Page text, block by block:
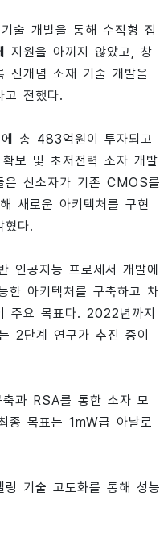
술 개발을 통해 수직형 집
지원을 아끼지 않았고, 창
신개념 소재 기술 개발을
고 전했다.
총 483억원이 투자되고
보 및 초저전력 소자 개발
은 신소자가 기존 CMOS를
새로운 아키텍처를 구현
혔다.
인공지능 프로세서 개발에
한 아키텍처를 구축하고 차
주요 목표다. 2022년까지
2단계 연구가 추진 중이
과 RSA를 통한 소자 모
종 목표는 1mW급 아날로
링 기술 고도화를 통해 성능